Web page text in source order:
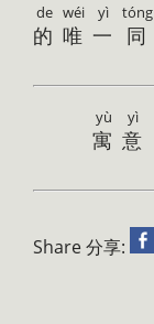
的
de
唯
wéi
一
yì
同
tóng
寓
yù
意
yì
Share 分享: